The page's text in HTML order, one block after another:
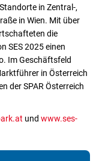
in Zentral-,
in Wien. Mit über
die
SES 2025 einen
Im Geschäftsfeld
in Österreich
der SPAR Österreich
und www.ses-